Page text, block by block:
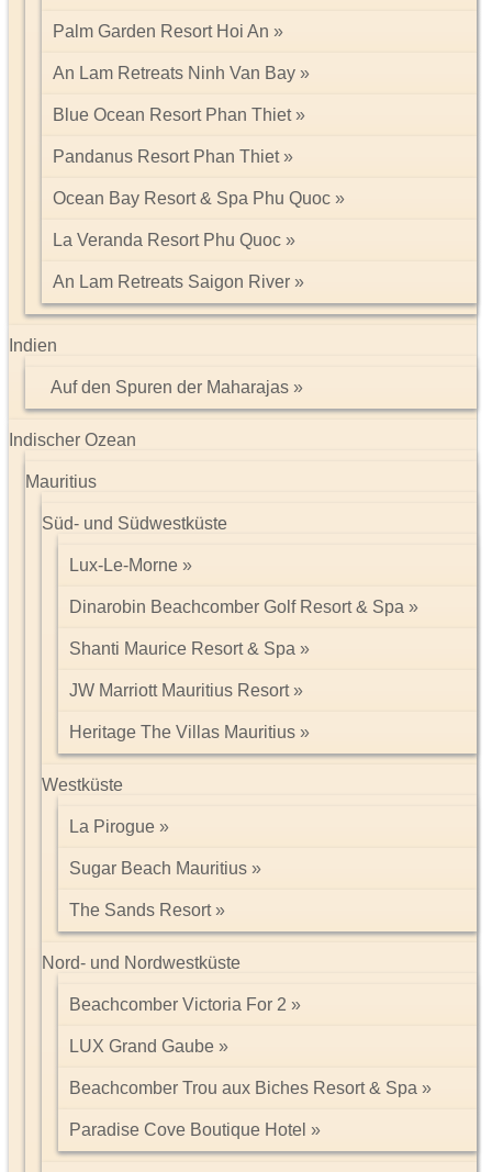
Palm Garden Resort Hoi An
An Lam Retreats Ninh Van Bay
Blue Ocean Resort Phan Thiet
Pandanus Resort Phan Thiet
Ocean Bay Resort & Spa Phu Quoc
La Veranda Resort Phu Quoc
An Lam Retreats Saigon River
Indien
Auf den Spuren der Maharajas
Indischer Ozean
Mauritius
Süd- und Südwestküste
Lux-Le-Morne
Dinarobin Beachcomber Golf Resort & Spa
Shanti Maurice Resort & Spa
JW Marriott Mauritius Resort
Heritage The Villas Mauritius
Westküste
La Pirogue
Sugar Beach Mauritius
The Sands Resort
Nord- und Nordwestküste
Beachcomber Victoria For 2
LUX Grand Gaube
Beachcomber Trou aux Biches Resort & Spa
Paradise Cove Boutique Hotel